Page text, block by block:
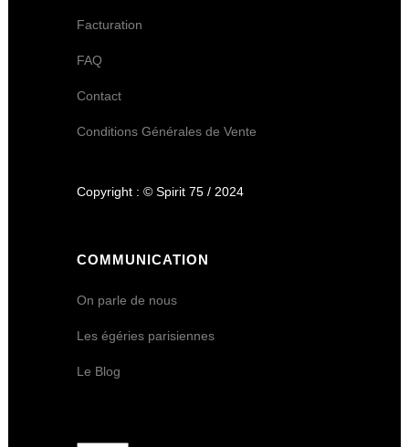
Facturation
FAQ
Contact
Conditions Générales de Vente
Copyright : © Spirit 75 / 2024
COMMUNICATION
On parle de nous
Les égéries parisiennes
Le Blog